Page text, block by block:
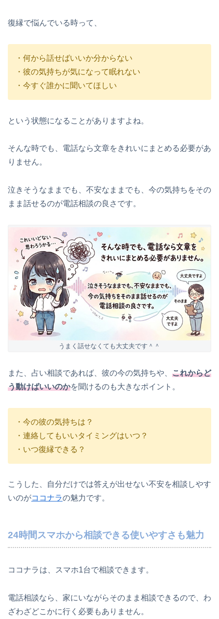
復縁で悩んでいる時って、
・何から話せばいいか分からない
・彼の気持ちが気になって眠れない
・今すぐ誰かに聞いてほしい
という状態になることがありますよね。
そんな時でも、電話なら文章をきれいにまとめる必要があ
りません。
泣きそうなままでも、不安なままでも、今の気持ちをその
まま話せるのが電話相談の良さです。
うまく話せなくても大丈夫です＾＾
また、占い相談であれば、彼の今の気持ちや、 これからど
う動けばいいのかを聞けるのも大きなポイント。
・今の彼の気持ちは？
・連絡してもいいタイミングはいつ？
・いつ復縁できる？
こうした、自分だけでは答えが出せない不安を相談しやす
いのがココナラの魅力です。
24時間スマホから相談できる使いやすさも魅力
ココナラ は、スマホ1台で相談できます。
電話相談なら、家にいながらそのまま相談できるので、わ
ざわざどこかに行く必要もありません。